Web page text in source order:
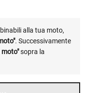
alla tua moto,
. Successivamente
moto"sopra la